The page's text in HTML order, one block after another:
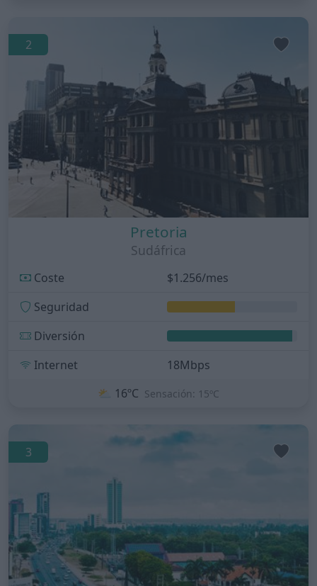
2
Pretoria
Sudáfrica
Coste
$1.256/mes
Seguridad
Diversión
Internet
18Mbps
⛅ 16ºC Sensación: 15ºC
3